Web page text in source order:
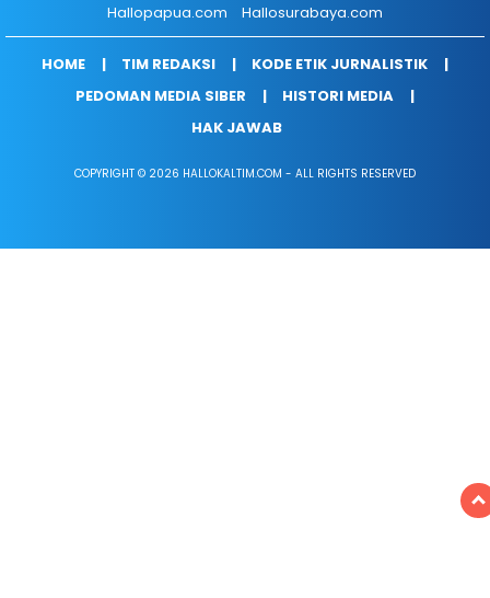
Hallopapua.com
Hallosurabaya.com
HOME TIM REDAKSI
KODE ETIK JURNALISTIK
PEDOMAN MEDIA SIBER
HISTORI MEDIA
HAK JAWAB
COPYRIGHT © 2026 HALLOKALTIM.COM - ALL RIGHTS RESERVED